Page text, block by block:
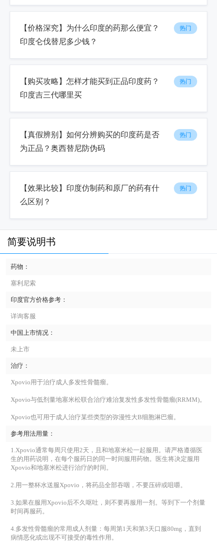
热门
【价格深究】为什么印度的药那么便宜？
印度仑伐替尼多少钱？
热门
【购买攻略】怎样才能买到正品印度药？
印度吉三代哪里买
热门
【真假辨别】如何分辨购买的印度药是否
为正品？奥西替尼防伪码
热门
【效果比较】印度仿制药和原厂的药有什
么区别？
简要说明书
药物：
塞利尼索
印度官方价格参考：
详询客服
中国上市情况：
未上市
治疗：
Xpovio用于治疗成人多发性骨髓瘤。
Xpovio与低剂量地塞米松联合治疗难治复发性多发性骨髓瘤(RRMM)。
Xpovio也可用于成人治疗某些类型的弥漫性大B细胞淋巴瘤。
参考用法用量：
1.Xpovio通常每周只使用2天，且和地塞米松一起服用。请严格遵循医
生的用药说明，在每个服药日的同一时间服用药物。医生将决定服用
Xpovio和地塞米松进行治疗的时间。
2.用一整杯水送服Xpovio，将药品全部吞咽，不要压碎或咀嚼。
3.如果在服用Xpovio后不久呕吐，则不要再服用一剂。等到下一个剂量
时间再服药。
4.多发性骨髓瘤的常用成人剂量：每周第1天和第3天口服80mg，直到
病情恶化或出现不可接受的毒性作用。